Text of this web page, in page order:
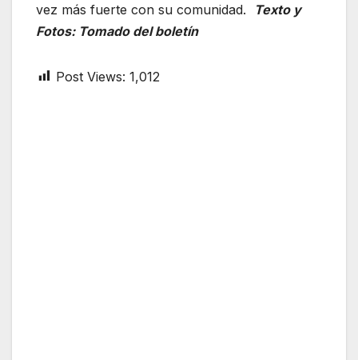
vez más fuerte con su comunidad.
Texto y
Fotos: Tomado del boletín
Post Views: 1,012